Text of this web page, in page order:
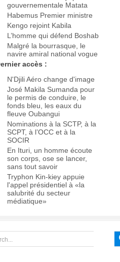
gouvernementale Matata
Habemus Premier ministre
Kengo rejoint Kabila
L’homme qui défend Boshab
Malgré la bourrasque, le
navire amiral national vogue
accès :
N'Djili Aéro change d'image
José Makila Sumanda pour
le permis de conduire, le
fonds bleu, les eaux du
fleuve Oubangui
Nominations à la SCTP, à la
SCPT, à l’OCC et à la
SOCIR
En Ituri, un homme écoute
son corps, ose se lancer,
sans tout savoir
Tryphon Kin-kiey appuie
l'appel présidentiel à «la
salubrité du secteur
médiatique»